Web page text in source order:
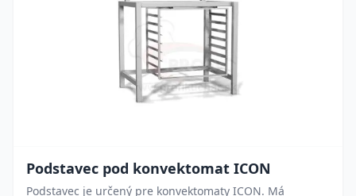
Podstavec pod konvektomat ICON
Podstavec je určený pre konvektomaty ICON. Má